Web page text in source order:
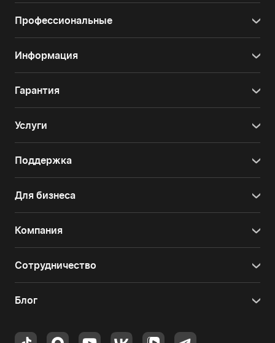
Профессиональные
Информация
Гарантия
Услуги
Поддержка
Для бизнеса
Компания
Сотрудничество
Блог